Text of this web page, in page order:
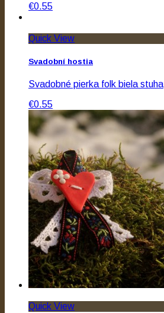
€0.55
Quick View
Svadobní hostia
Svadobné pierka folk biela stuha
€0.55
Quick View